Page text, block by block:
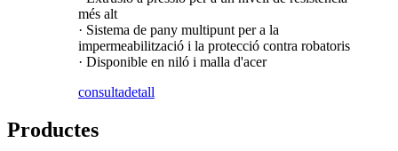
més alt
· Sistema de pany multipunt per a la
impermeabilització i la protecció contra robatoris
· Disponible en niló i malla d'acer
consultadetall
Productes